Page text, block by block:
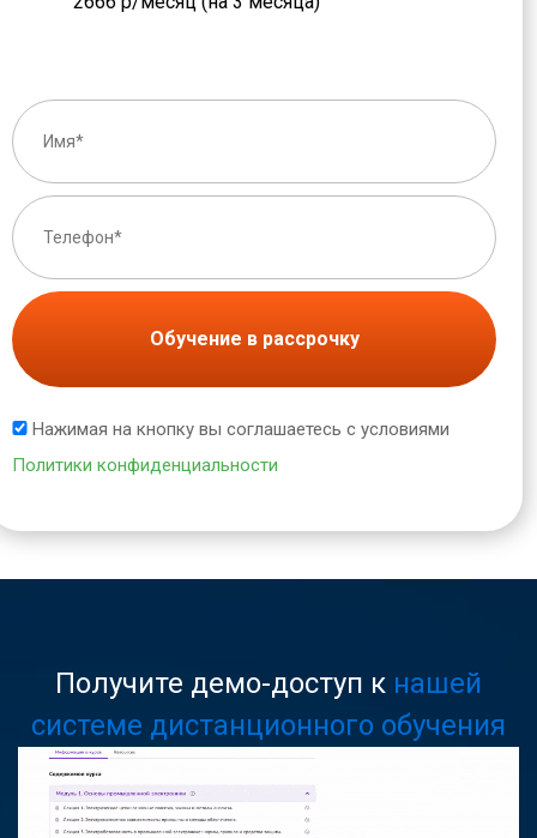
Обучение в рассрочку
Нажимая на кнопку вы соглашаетесь с условиями
Политики конфиденциальности
Получите демо-доступ к нашей
системе дистанционного обучения